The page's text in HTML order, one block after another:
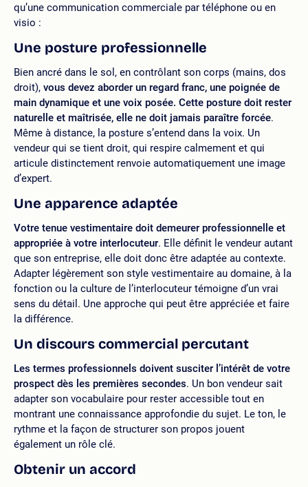
qu’une communication commerciale par téléphone ou en
visio :
Une posture professionnelle
Bien ancré dans le sol, en contrôlant son corps (mains, dos
droit), vous devez aborder un regard franc, une poignée de
main dynamique et une voix posée. Cette posture doit rester
naturelle et maîtrisée, elle ne doit jamais paraître forcée.
Même à distance, la posture s’entend dans la voix. Un
vendeur qui se tient droit, qui respire calmement et qui
articule distinctement renvoie automatiquement une image
d’expert.
Une apparence adaptée
Votre tenue vestimentaire doit demeurer professionnelle et
appropriée à votre interlocuteur. Elle définit le vendeur autant
que son entreprise, elle doit donc être adaptée au contexte.
Adapter légèrement son style vestimentaire au domaine, à la
fonction ou la culture de l’interlocuteur témoigne d’un vrai
sens du détail. Une approche qui peut être appréciée et faire
la différence.
Un discours commercial percutant
Les termes professionnels doivent susciter l’intérêt de votre
prospect dès les premières secondes. Un bon vendeur sait
adapter son vocabulaire pour rester accessible tout en
montrant une connaissance approfondie du sujet. Le ton, le
rythme et la façon de structurer son propos jouent
également un rôle clé.
Obtenir un accord